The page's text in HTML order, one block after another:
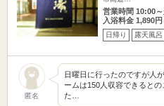
営業時間 10:00
入浴料金 1,890円
日帰り 露天風呂
匿名
日曜日に行ったのですが人
ームは150人収容できると
た…